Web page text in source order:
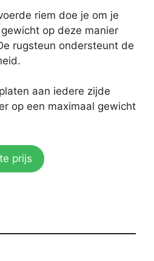
riem doe je om je
op deze manier
rugsteun ondersteunt de
aan iedere zijde
op een maximaal gewicht
prijs